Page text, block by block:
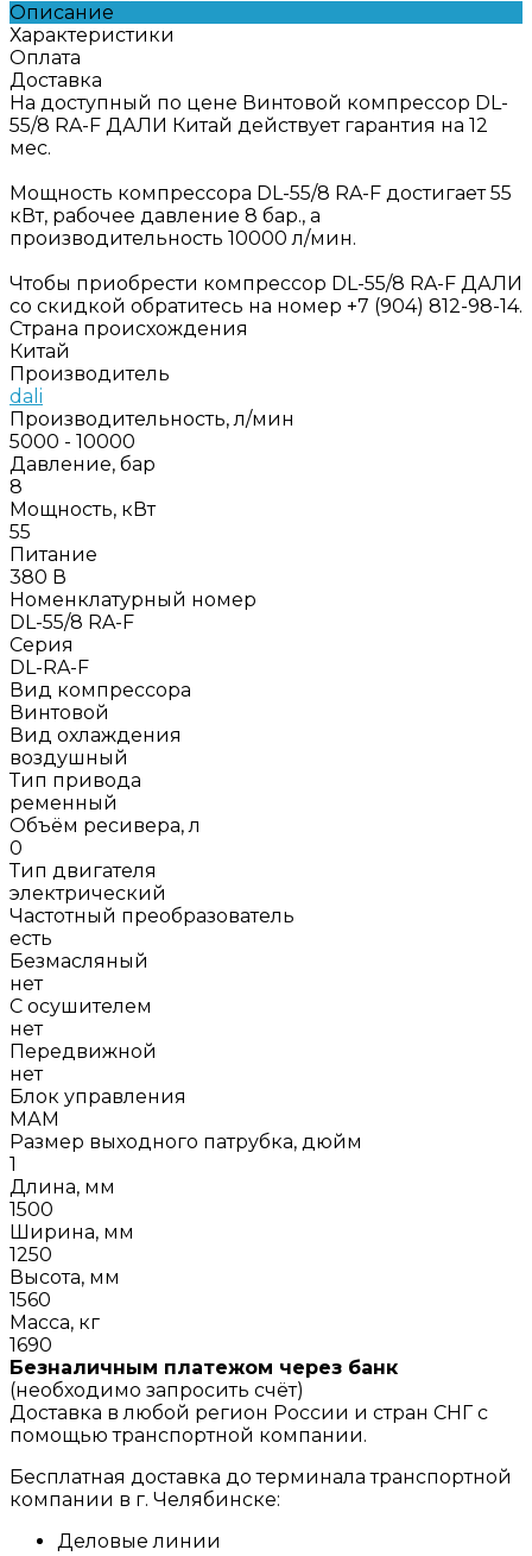
Описание
Характеристики
Оплата
Доставка
На доступный по цене Винтовой компрессор DL-
55/8 RA-F ДАЛИ Китай действует гарантия на 12
мес.
Мощность компрессора DL-55/8 RA-F достигает 55
кВт, рабочее давление 8 бар., а
производительность 10000 л/мин.
Чтобы приобрести компрессор DL-55/8 RA-F ДАЛИ
со скидкой обратитесь на номер +7 (904) 812-98-14.
Страна происхождения
Китай
Производитель
dali
Производительность, л/мин
5000 - 10000
Давление, бар
8
Мощность, кВт
55
Питание
380 В
Номенклатурный номер
DL-55/8 RA-F
Серия
DL-RA-F
Вид компрессора
Винтовой
Вид охлаждения
воздушный
Тип привода
ременный
Объём ресивера, л
0
Тип двигателя
электрический
Частотный преобразователь
есть
Безмасляный
нет
С осушителем
нет
Передвижной
нет
Блок управления
МАМ
Размер выходного патрубка, дюйм
1
Длина, мм
1500
Ширина, мм
1250
Высота, мм
1560
Масса, кг
1690
Безналичным платежом через банк
(необходимо запросить счёт)
Доставка в любой регион России и стран СНГ с
помощью транспортной компании.
Бесплатная доставка до терминала транспортной
компании в г. Челябинске:
Деловые линии